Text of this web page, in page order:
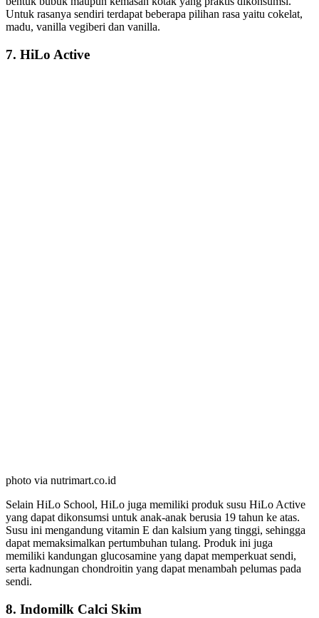
Untuk rasanya sendiri terdapat beberapa pilihan rasa yaitu cokelat,
madu, vanilla vegiberi dan vanilla.
7. HiLo Active
photo via nutrimart.co.id
Selain HiLo School, HiLo juga memiliki produk susu HiLo Active
yang dapat dikonsumsi untuk anak-anak berusia 19 tahun ke atas.
Susu ini mengandung vitamin E dan kalsium yang tinggi, sehingga
dapat memaksimalkan pertumbuhan tulang. Produk ini juga
memiliki kandungan glucosamine yang dapat memperkuat sendi,
serta kadnungan chondroitin yang dapat menambah pelumas pada
sendi.
8. Indomilk Calci Skim